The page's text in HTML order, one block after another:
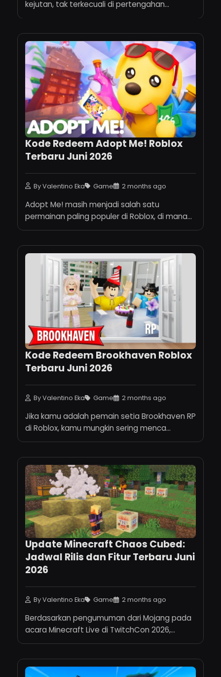
kejutan, tak terkecuali di pertengahan...
Kode Redeem Adopt Me! Roblox
Terbaru Juni 2026
By Valentino Eka Game 2 months ago
Adopt Me! masih menjadi salah satu
permainan paling populer di Roblox, di mana
p...
Kode Redeem Brookhaven Roblox
Terbaru Juni 2026
By Valentino Eka Game 2 months ago
Jika kamu adalah pemain setia Brookhaven RP
di Roblox, kamu mungkin sering menca...
Update Minecraft Chaos Cubed:
Jadwal Rilis dan Fitur Terbaru Juni
2026
By Valentino Eka Game 2 months ago
Berdasarkan pengumuman dari Mojang pada
acara Minecraft Live di TwitchCon 2026,...